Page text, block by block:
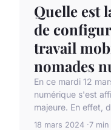
Quelle est
de
travail
nomades
En ce mardi 12
numérique s'est
majeure. En effet,
18 mars 2024 7